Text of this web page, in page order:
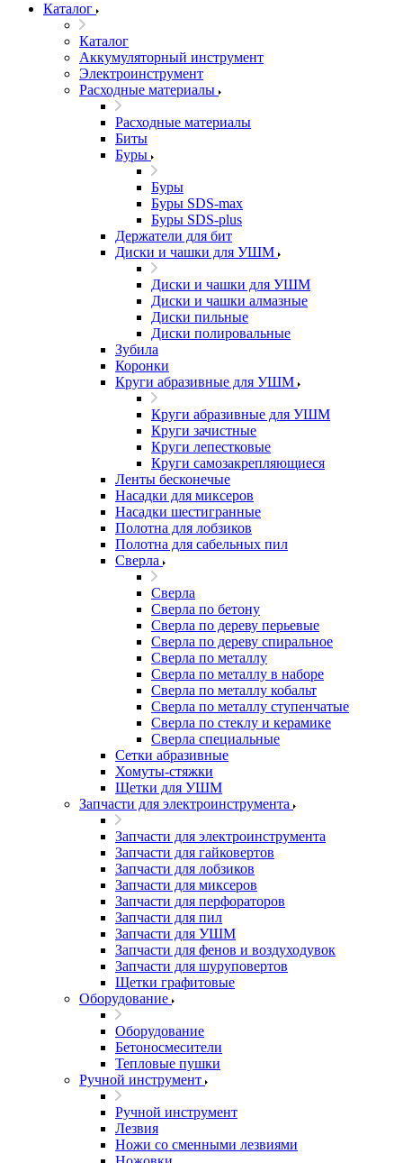
Каталог
Каталог
Аккумуляторный инструмент
Электроинструмент
Расходные материалы
Расходные материалы
Биты
Буры
Буры
Буры SDS-max
Буры SDS-plus
Держатели для бит
Диски и чашки для УШМ
Диски и чашки для УШМ
Диски и чашки алмазные
Диски пильные
Диски полировальные
Зубила
Коронки
Круги абразивные для УШМ
Круги абразивные для УШМ
Круги зачистные
Круги лепестковые
Круги самозакрепляющиеся
Ленты бесконечые
Насадки для миксеров
Насадки шестигранные
Полотна для лобзиков
Полотна для сабельных пил
Сверла
Сверла
Сверла по бетону
Сверла по дереву перьевые
Сверла по дереву спиральное
Сверла по металлу
Сверла по металлу в наборе
Сверла по металлу кобальт
Сверла по металлу ступенчатые
Сверла по стеклу и керамике
Сверла специальные
Сетки абразивные
Хомуты-стяжки
Щетки для УШМ
Запчасти для электроинструмента
Запчасти для электроинструмента
Запчасти для гайковертов
Запчасти для лобзиков
Запчасти для миксеров
Запчасти для перфораторов
Запчасти для пил
Запчасти для УШМ
Запчасти для фенов и воздуходувок
Запчасти для шуруповертов
Щетки графитовые
Оборудование
Оборудование
Бетоносмесители
Тепловые пушки
Ручной инструмент
Ручной инструмент
Лезвия
Ножи со сменными лезвиями